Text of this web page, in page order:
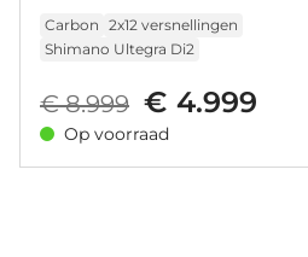
Carbon 2x12 versnellingen
Shimano Ultegra Di2
€ 8.999 € 4.999
Op voorraad